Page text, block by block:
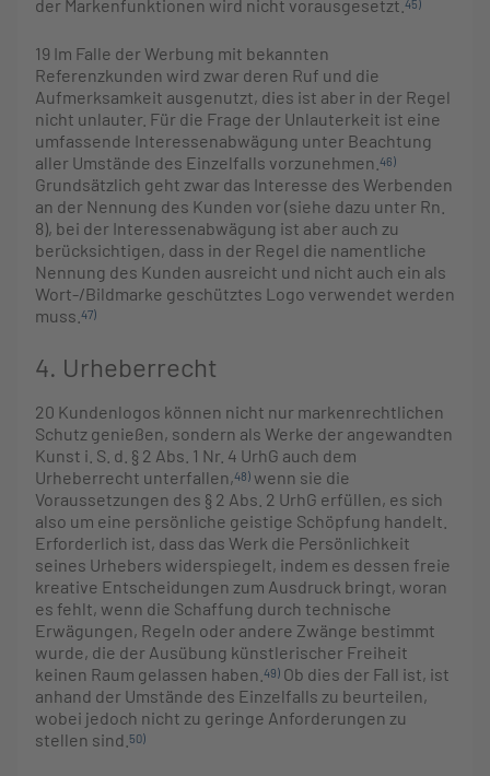
der Markenfunktionen wird nicht vorausgesetzt. 45)
19 Im Falle der Werbung mit bekannten
Referenzkunden wird zwar deren Ruf und die
Aufmerksamkeit ausgenutzt, dies ist aber in der Regel
nicht unlauter. Für die Frage der Unlauterkeit ist eine
umfassende Interessenabwägung unter Beachtung
aller Umstände des Einzelfalls vorzunehmen. 46)
Grundsätzlich geht zwar das Interesse des Werbenden
an der Nennung des Kunden vor (siehe dazu unter Rn.
8), bei der Interessenabwägung ist aber auch zu
berücksichtigen, dass in der Regel die namentliche
Nennung des Kunden ausreicht und nicht auch ein als
Wort-/Bildmarke geschütztes Logo verwendet werden
muss. 47)
4. Urheberrecht
20 Kundenlogos können nicht nur markenrechtlichen
Schutz genießen, sondern als Werke der angewandten
Kunst i. S. d. § 2 Abs. 1 Nr. 4 UrhG auch dem
Urheberrecht unterfallen,48) wenn sie die
Voraussetzungen des § 2 Abs. 2 UrhG erfüllen, es sich
also um eine persönliche geistige Schöpfung handelt.
Erforderlich ist, dass das Werk die Persönlichkeit
seines Urhebers widerspiegelt, indem es dessen freie
kreative Entscheidungen zum Ausdruck bringt, woran
es fehlt, wenn die Schaffung durch technische
Erwägungen, Regeln oder andere Zwänge bestimmt
wurde, die der Ausübung künstlerischer Freiheit
keinen Raum gelassen haben. 49) Ob dies der Fall ist, ist
anhand der Umstände des Einzelfalls zu beurteilen,
wobei jedoch nicht zu geringe Anforderungen zu
stellen sind. 50)